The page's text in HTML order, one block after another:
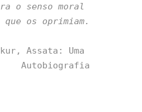
o senso moral
que os oprimiam.
Assata: Uma
Autobiografia